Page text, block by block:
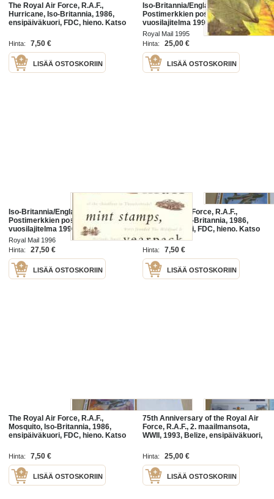
The Royal Air Force, R.A.F.,
Hurricane, Iso-Britannia, 1986,
ensipäiväkuori, FDC, hieno. Katso
1200 erilaista amerikkalaista
Hinta: 7,50 €
LISÄÄ OSTOSKORIIN
Iso-Britannia/Englanti -
Postimerkkien postituore **
vuosilajitelma 1995 (Royal Mail
mint year pack 1995)
alkuperäisissä pahvikansissa
Royal Mail 1995
Hinta:
25,00 €
LISÄÄ OSTOSKORIIN
Iso-Britannia/Englanti -
Postimerkkien postituore **
vuosilajitelma 1996 (Royal Mail
mint year pack 1996)
alkuperäisissä pahvikansissa
Royal Mail 1996
Hinta:
27,50 €
LISÄÄ OSTOSKORIIN
The Royal Air Force, R.A.F.,
Lancaster, Iso-Britannia, 1986,
ensipäiväkuori, FDC, hieno. Katso
myös muut kohteeni mm. noin
1200 erilaista amerikkalaista
Hinta: 7,50 €
LISÄÄ OSTOSKORIIN
The Royal Air Force, R.A.F.,
Mosquito, Iso-Britannia, 1986,
ensipäiväkuori, FDC, hieno. Katso
1200 erilaista amerikkalaista
Hinta: 7,50 €
LISÄÄ OSTOSKORIIN
75th Anniversary of the Royal Air
Force, R.A.F., 2. maailmansota,
WWII, 1993, Belize, ensipäiväkuori,
Captain Chris Burwell,
Hinta: 25,00 €
LISÄÄ OSTOSKORIIN